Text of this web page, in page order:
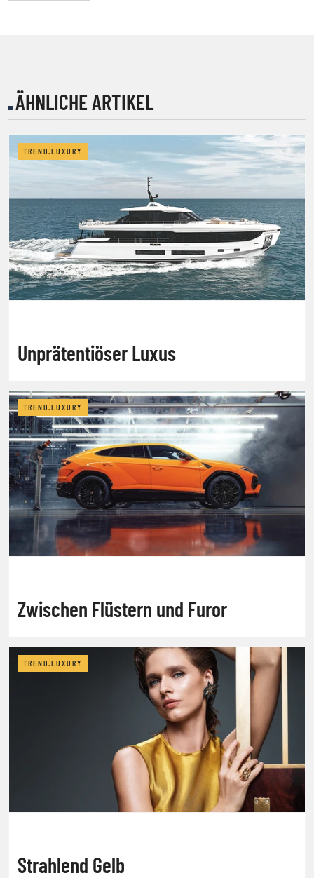
ÄHNLICHE ARTIKEL
TREND.LUXURY
Unprätentiöser Luxus
TREND.LUXURY
Zwischen Flüstern und Furor
TREND.LUXURY
Strahlend Gelb